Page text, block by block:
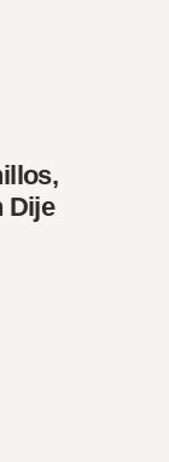
Dije